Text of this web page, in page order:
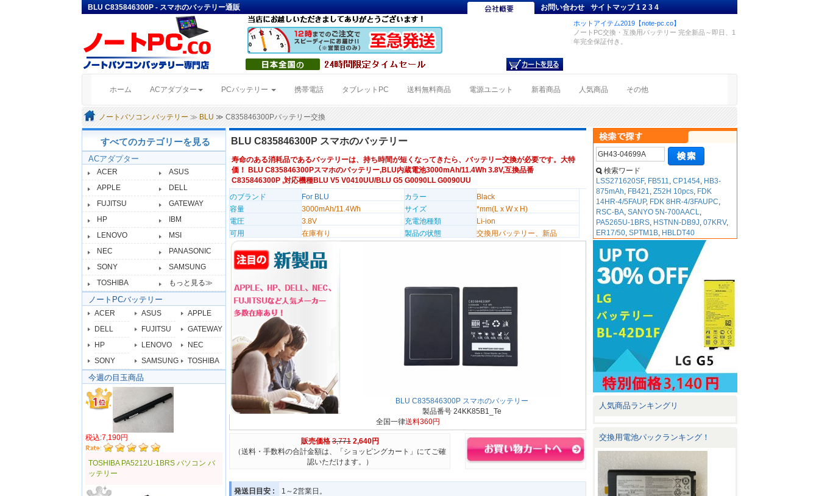
BLU C835846300P - スマホのバッテリー通販 お問い合わせ サイトマップ 1234
ホットアイテム2019【note-pc.co】
ノートPC交換・互換用バッテリー 完全新品～即日、1
年完全保証付き。
ホーム (current)ACアダプター PCバッテリー 携帯電話 タブレットPC 送料無料商品 電源ユニット 新着商品 人気商品 その他
ノートパソコン バッテリー ≫ BLU ≫ C835846300Pバッテリー交換
すべてのカテゴリーを見る
ACアダプター
ACER
ASUS
APPLE
DELL
FUJITSU
GATEWAY
HP
IBM
LENOVO
MSI
NEC
PANASONIC
SONY
SAMSUNG
TOSHIBA
もっと見る≫
ノートPCバッテリー
ACER ASUS
APPLE
DELL
FUJITSU
GATEWAY
HP
LENOVO
NEC
SONY
SAMSUNG TOSHIBA
今週の目玉商品
税込:7,190円
TOSHIBA PA5212U-1BRS パソコン バ
ッテリー
BLU C835846300P スマホのバッテリー
寿命のある消耗品であるバッテリーは、持ち時間が短くなってきたら、バッテリー交換が必要です。大特
価！ BLU C835846300Pスマホのバッテリー,BLU内蔵電池3000mAh/11.4Wh 3.8V,互換品番
C835846300P ,対応機種BLU V5 V0410UU/BLU G5 G0090LL G0090UU
のブランド
For BLU カラー
Black
容量
3000mAh/11.4Wh サイズ
*mm(L x W x H)
電圧
3.8V 充電池種類
Li-ion
可用
在庫有り 製品の状態 交換用バッテリー、新品
BLU C835846300P スマホのバッテリー
製品番号 24KK85B1_Te
全国一律送料360円
販売価格 3,771 2,640円
（送料・手数料の合計金額は、「ショッピングカート」にてご確
認いただけます。）
発送日目安 : 1～2営業日。
検索ワード
LSS271620SF, FB511,CP1454, HB3-
875mAh, FB421,Z52H 10pcs, FDK
14HR-4/5FAUP, FDK 8HR-4/3FAUPC,
RSC-BA,SANYO 5N-700AACL,
PA5265U-1BRS, HSTNN-DB9J,07KRV,
ER17/50,SPTM1B, HBLDT40
人気商品ランキングリ
交換用電池パックランキング！